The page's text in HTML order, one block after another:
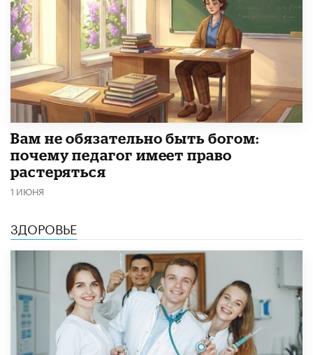
​Вам не обязательно быть богом:
почему педагог имеет право
растеряться
1 ИЮНЯ
ЗДОРОВЬЕ